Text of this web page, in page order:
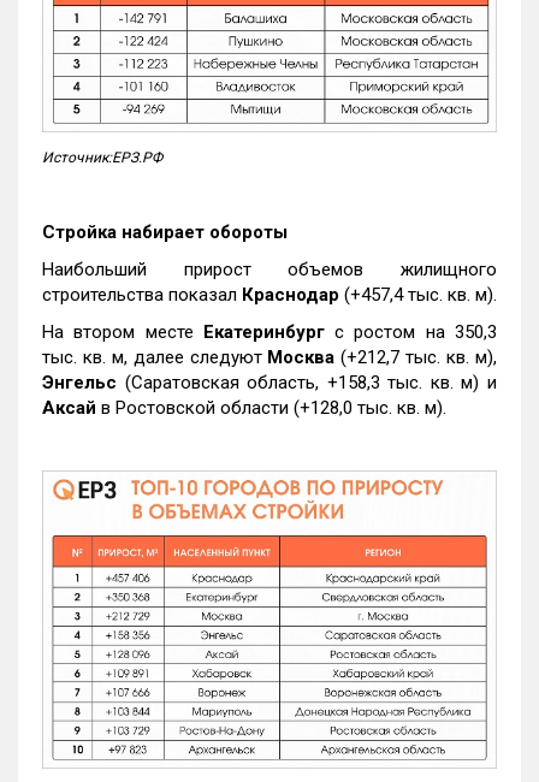
Источник:ЕРЗ.РФ
Стройка набирает обороты
Наибольший прирост объемов жилищного
строительства показал Краснодар (+457,4 тыс. кв. м).
На втором месте Екатеринбургс ростом на 350,3
тыс. кв. м, далее следуют Москва (+212,7 тыс. кв. м),
Энгельс (Саратовская область, +158,3 тыс. кв. м) и
Аксай в Ростовской области (+128,0 тыс. кв. м).